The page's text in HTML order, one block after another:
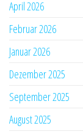
April 2026
Februar 2026
Januar 2026
Dezember 2025
September 2025
August 2025